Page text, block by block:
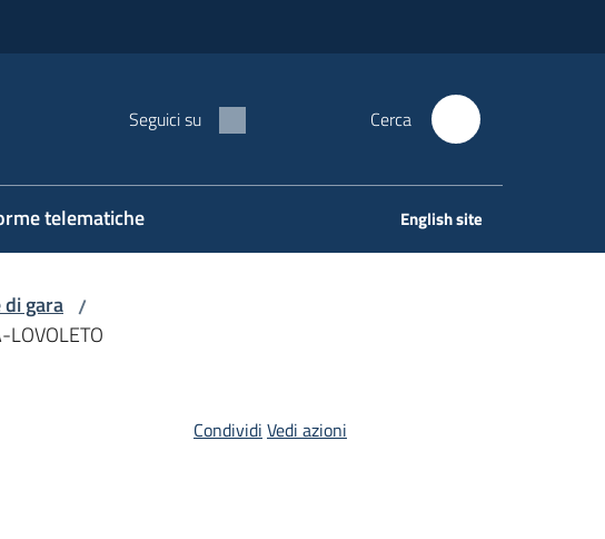
Seguici su Cerca
telematiche English site
gara /
LOVOLETO
Condividi Vedi azioni